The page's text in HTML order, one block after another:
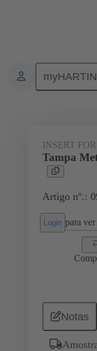
INSERT
Tampa
Artigo nº.:
Login para
Notas